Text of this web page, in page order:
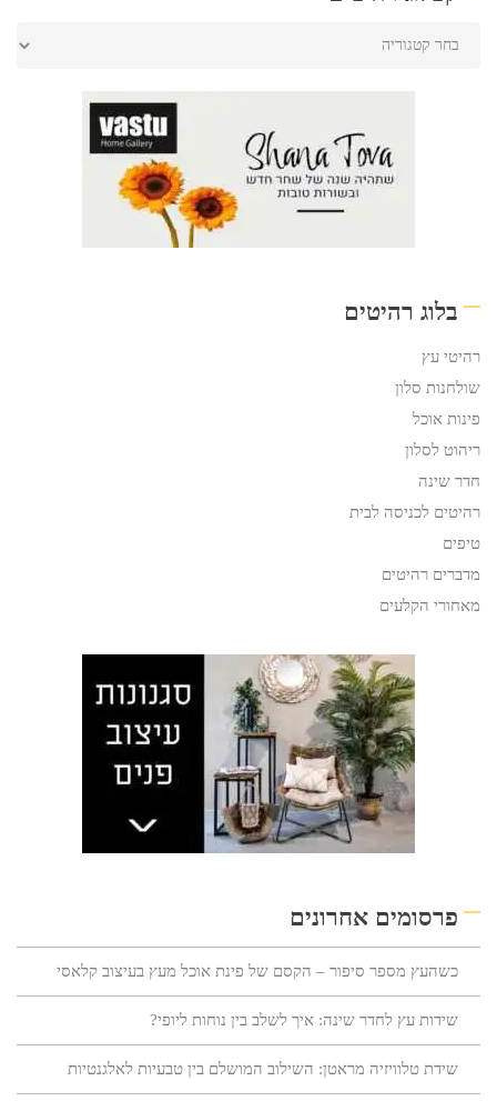
בלוג רהיטים
רהיטי עץ
שולחנות סלון
פינות אוכל
ריהוט לסלון
חדר שינה
רהיטים לכניסה לבית
טיפים
מדברים רהיטים
מאחורי הקלעים
פרסומים אחרונים
כשהעץ מספר סיפור – הקסם של פינת אוכל מעץ בעיצוב קלאסי
שידות עץ לחדר שינה: איך לשלב בין נוחות ליופי?
שידת טלוויזיה מראטן: השילוב המושלם בין טבעיות לאלגנטיות